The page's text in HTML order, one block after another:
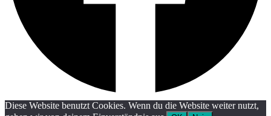
Diese Website benutzt Cookies. Wenn du die Website weiter nutzt,